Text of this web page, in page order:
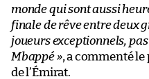
monde qui sont aussi
finale de rêve entre deux
joueurs exceptionnels,
Mbappé », a commenté
de l’Émirat.